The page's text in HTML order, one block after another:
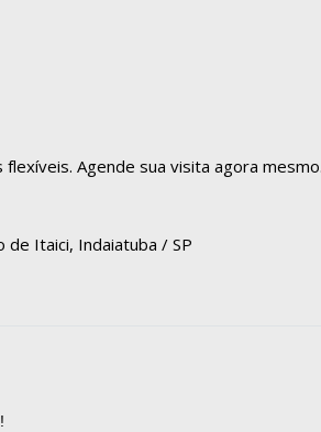
Agende sua visita agora mesmo.
de Itaici, Indaiatuba / SP